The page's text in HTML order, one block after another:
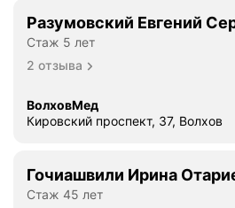
Разумовский Евгений
Стаж 5 лет
2 отзыва
ВолховМед
Кировский проспект, 37, Волхов
Гочиашвили Ирина
Стаж 45 лет